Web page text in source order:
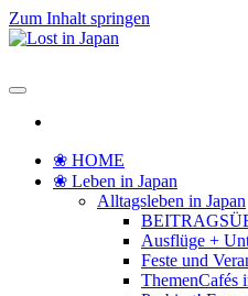
Zum Inhalt springen
❀ HOME
❀ Leben in Japan
Alltagsleben in Japan
Ausflüge +
Feste und
ThemenCafés